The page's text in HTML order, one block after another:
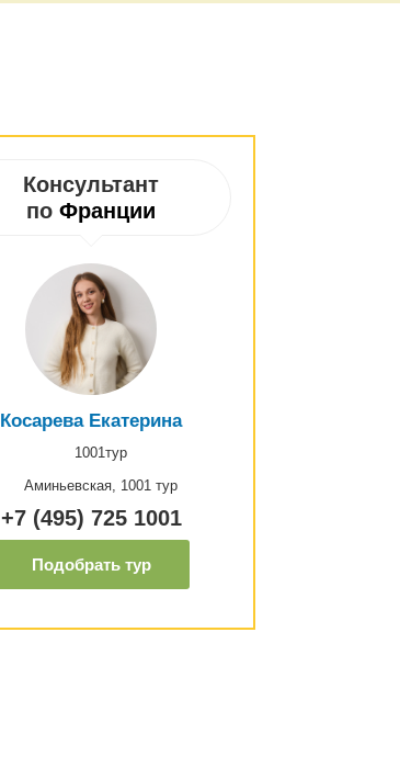
Консультант
по Франции
Косарева Екатерина
1001тур
Аминьевская, 1001 тур
+7 (495) 725 1001
Подобрать тур